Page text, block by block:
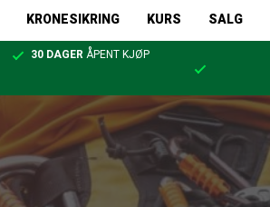
KRONESIKRING KURS SALG
30 DAGER ÅPENT KJØP